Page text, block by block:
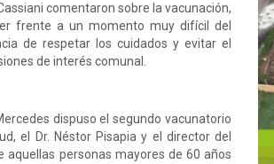
comentaron sobre la vacunación,
frente a un momento muy difícil del
de respetar los cuidados y evitar el
de interés comunal.
dispuso el segundo vacunatorio
el Dr. Néstor Pisapia y el director del
aquellas personas mayores de 60 años